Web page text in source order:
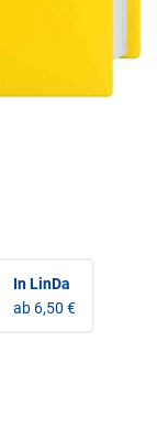
In LinDa
ab 6,50 €